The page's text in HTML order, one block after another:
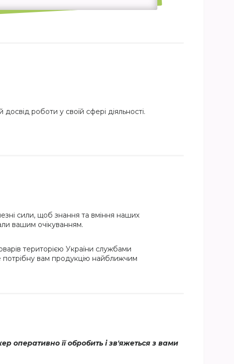
роботи у своїй сфері діяльності.
сили, щоб знання та вміння наших
вашим очікуванням.
територією України службами
потрібну вам продукцію найближчим
її обробить і зв'яжеться з вами